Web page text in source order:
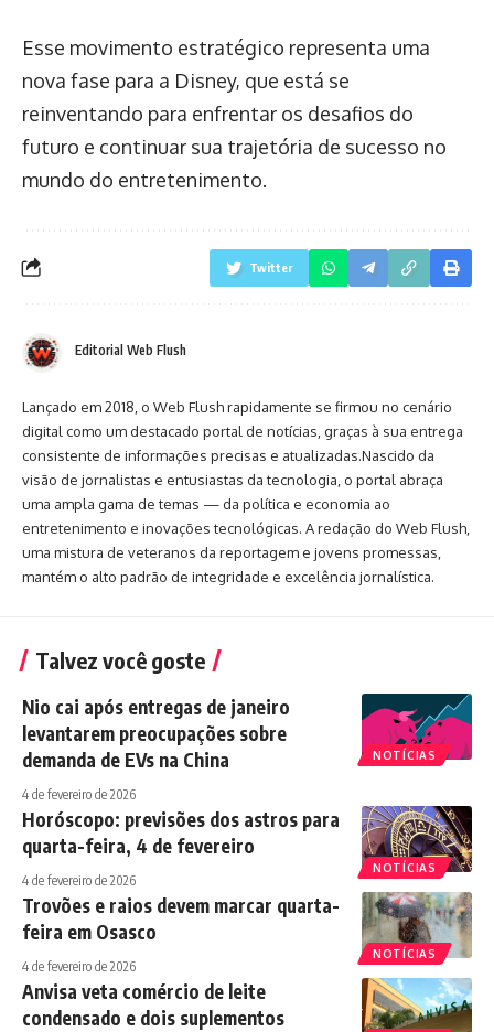
Esse movimento estratégico representa uma
nova fase para a Disney, que está se
reinventando para enfrentar os desafios do
futuro e continuar sua trajetória de sucesso no
mundo do entretenimento.
Twitter
Editorial Web Flush
Lançado em 2018, o Web Flush rapidamente se firmou no cenário
digital como um destacado portal de notícias, graças à sua entrega
consistente de informações precisas e atualizadas.Nascido da
visão de jornalistas e entusiastas da tecnologia, o portal abraça
uma ampla gama de temas — da política e economia ao
entretenimento e inovações tecnológicas. A redação do Web Flush,
uma mistura de veteranos da reportagem e jovens promessas,
mantém o alto padrão de integridade e excelência jornalística.
Talvez você goste
NOTÍCIAS
Nio cai após entregas de janeiro
levantarem preocupações sobre
demanda de EVs na China
4 de fevereiro de 2026
NOTÍCIAS
Horóscopo: previsões dos astros para
quarta-feira, 4 de fevereiro
4 de fevereiro de 2026
NOTÍCIAS
Trovões e raios devem marcar quarta-
feira em Osasco
4 de fevereiro de 2026
Anvisa veta comércio de leite
condensado e dois suplementos